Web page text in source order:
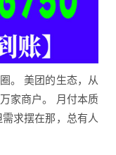
。 美团的生态，从
家商户。 月付本质
求摆在那，总有人